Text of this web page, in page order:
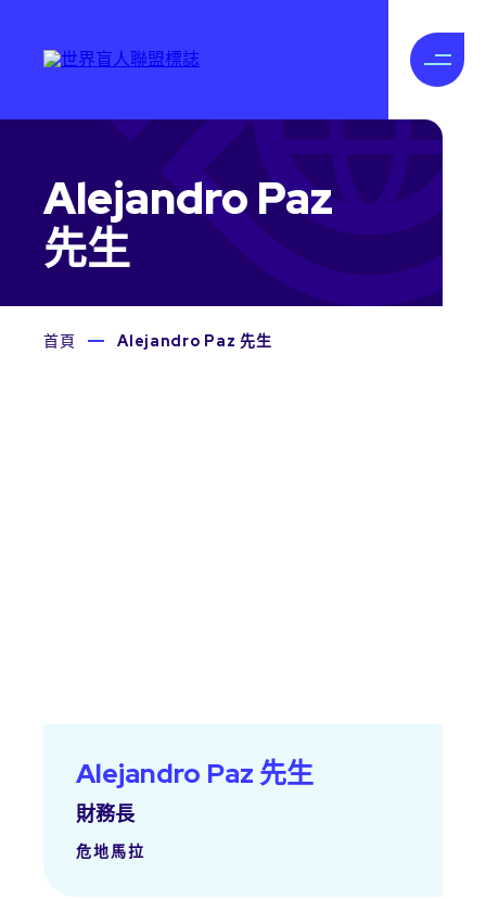
Alejandro Paz
先生
首頁 Alejandro Paz 先生
Alejandro Paz 先生
財務長
危地馬拉